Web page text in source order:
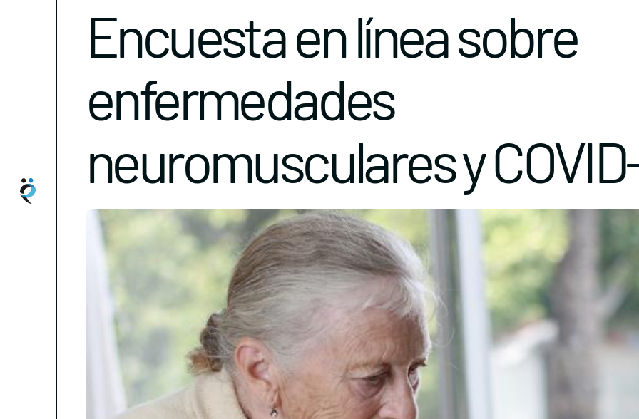
Encuesta en línea sobre
enfermedades
neuromusculares y